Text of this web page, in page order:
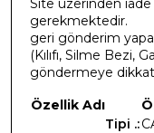
Site üzerinden iade
gerekmektedir.
geri gönderim
(Kılıfı, Silme Bezi,
göndermeye
Özellik Adı
Tipi .: